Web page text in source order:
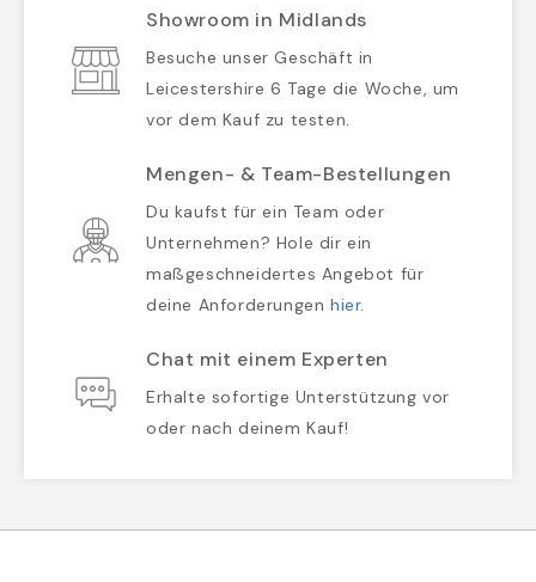
Showroom in Midlands
Besuche unser Geschäft in
Leicestershire 6 Tage die Woche, um
vor dem Kauf zu testen.
Mengen- & Team-Bestellungen
Du kaufst für ein Team oder
Unternehmen? Hole dir ein
maßgeschneidertes Angebot für
deine Anforderungen hier.
Chat mit einem Experten
Erhalte sofortige Unterstützung vor
oder nach deinem Kauf!